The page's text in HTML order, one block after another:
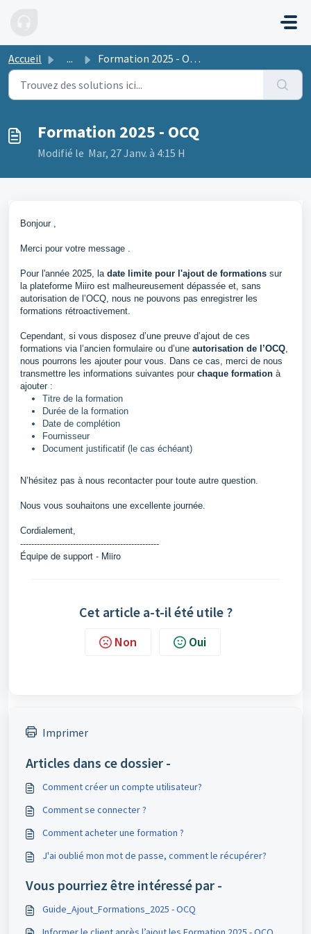
Accueil ... Formation 2025 - OCQ
Formation 2025 - OCQ
Modifié le Mar, 27 Janv. à 4:15 H
Bonjour ,
Merci pour votre message .
Pour l'année 2025, la date limite pour l'ajout de formations sur
la plateforme Miiro est malheureusement dépassée et, sans
autorisation de l’OCQ, nous ne pouvons pas enregistrer les
formations rétroactivement.
Cependant, si vous disposez d’une preuve d’ajout de ces
formations via l’ancien formulaire ou d’une autorisation de l’OCQ,
nous pourrons les ajouter pour vous. Dans ce cas, merci de nous
transmettre les informations suivantes pour chaque formation à
ajouter :
Titre de la formation
Durée de la formation
Date de complétion
Fournisseur
Document justificatif (le cas échéant)
N’hésitez pas à nous recontacter pour toute autre question.
Nous vous souhaitons une excellente journée.
Cordialement,
--------------------------------------------------
Équipe de support - Miiro
Cet article a-t-il été utile ?
Non Oui
Imprimer
Articles dans ce dossier -
Comment créer un compte utilisateur?
Comment se connecter ?
Comment acheter une formation ?
J'ai oublié mon mot de passe, comment le récupérer?
Vous pourriez être intéressé par -
Guide_Ajout_Formations_2025 - OCQ